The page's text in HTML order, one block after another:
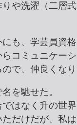
や洗濯（二層
も、学芸員資
コミュニケー
で、仲良くな
を馳せた。
はなく升の世
だけだが、私